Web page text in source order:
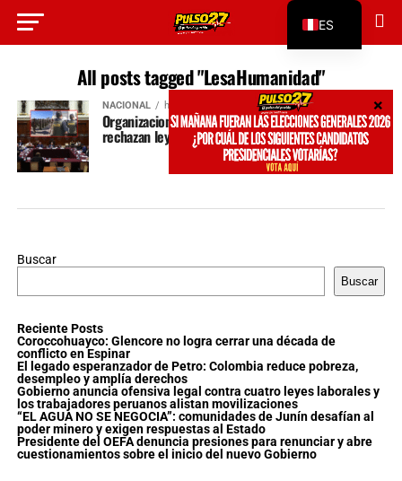
All posts tagged "LesaHumanidad"
NACIONAL hace 1 año
Organizaciones de víctimas y derechos humanos
rechazan ley de amnistía a militares en Perú
Buscar
Buscar
Reciente Posts
Coroccohuayco: Glencore no logra cerrar una década de
conflicto en Espinar
El legado esperanzador de Petro: Colombia reduce pobreza,
desempleo y amplía derechos
Gobierno anuncia ofensiva legal contra cuatro leyes laborales y
los trabajadores peruanos alistan movilizaciones
“EL AGUA NO SE NEGOCIA”: comunidades de Junín desafían al
poder minero y exigen respuestas al Estado
Presidente del OEFA denuncia presiones para renunciar y abre
cuestionamientos sobre el inicio del nuevo Gobierno
ES
EN